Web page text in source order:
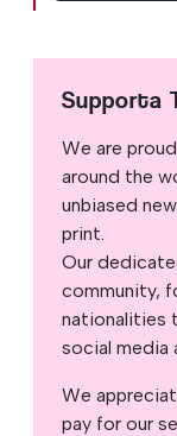
Supporta
We are
around the
unbiased
print.
Our
community,
nationalities
social media
We
pay for our